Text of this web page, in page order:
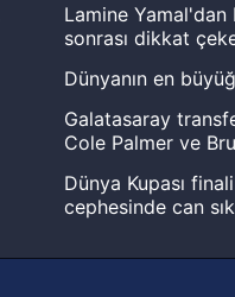
Lamine Yamal'dan
sonrası dikkat
Dünyanın en
Galatasaray
Cole Palmer ve
Dünya Kupası
cephesinde can